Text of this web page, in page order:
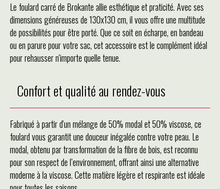
Le foulard carré de Brokante allie esthétique et praticité. Avec ses
dimensions généreuses de 130x130 cm, il vous offre une multitude
de possibilités pour être porté. Que ce soit en écharpe, en bandeau
ou en parure pour votre sac, cet accessoire est le complément idéal
pour rehausser n'importe quelle tenue.
Confort et qualité au rendez-vous
Fabriqué à partir d'un mélange de 50% modal et 50% viscose, ce
foulard vous garantit une douceur inégalée contre votre peau. Le
modal, obtenu par transformation de la fibre de bois, est reconnu
pour son respect de l’environnement, offrant ainsi une alternative
moderne à la viscose. Cette matière légère et respirante est idéale